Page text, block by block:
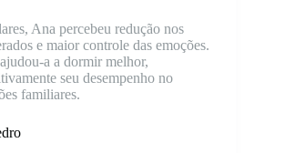
Ana percebeu redução nos
e maior controle das emoções.
a a dormir melhor,
seu desempenho no
familiares.